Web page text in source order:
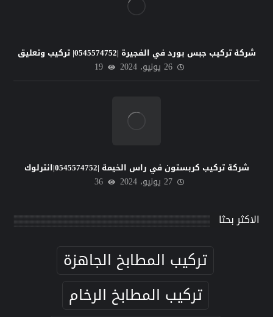
شركة تركيب جبس بورد في الفجيرة |0545574752| تركيب وتعليق
26 يونيو، 2024 19
شركة تركيب كربستون في راس الخيمة |0545574752|انترلوك
27 يونيو، 2024 36
الاكثر بحثا
تركيب المطابخ الجاهزة
تركيب المطابخ الرخام